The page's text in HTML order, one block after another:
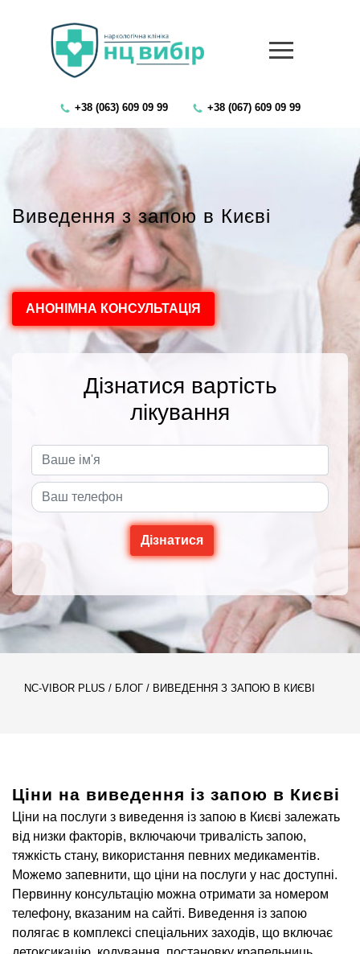
+38 (063) 609 09 99 +38 (067) 609 09 99
Виведення з запою в Києві
АНОНІМНА КОНСУЛЬТАЦІЯ
Дізнатися вартість
лікування
NC-VIBOR PLUS / БЛОГ / ВИВЕДЕННЯ З ЗАПОЮ В КИЄВІ
Ціни на виведення із запою в Києві
Ціни на послуги з виведення із запою в Києві залежать
від низки факторів, включаючи тривалість запою,
тяжкість стану, використання певних медикаментів.
Можемо запевнити, що ціни на послуги у нас доступні.
Первинну консультацію можна отримати за номером
телефону, вказаним на сайті. Виведення із запою
полягає в комплексі спеціальних заходів, що включає